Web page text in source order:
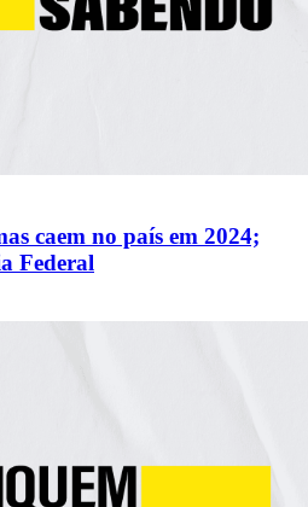
caem no país em 2024;
Federal